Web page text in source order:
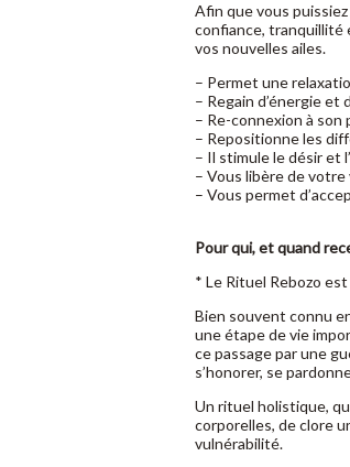
Afin que vous
confiance, tranquillité
vos nouvelles ailes.
– Permet une
– Regain d’énergie et
– Re-connexion à son
– Repositionne les
– Il stimule le désir et
– Vous libère de votre
– Vous permet
Pour qui, et quand
* Le Rituel Rebozo
Bien souvent connu
une étape de vie
ce passage par une
s’honorer, se
Un rituel holistique,
corporelles, de clore
vulnérabilité.